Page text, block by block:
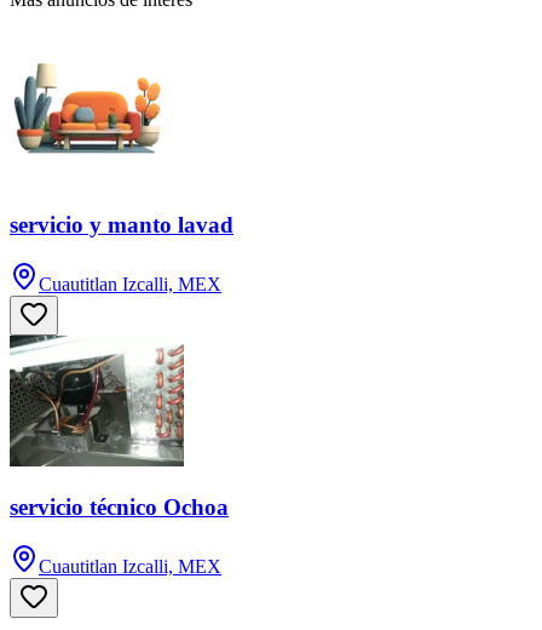
servicio y manto lavad
Cuautitlan Izcalli, MEX
servicio técnico Ochoa
Cuautitlan Izcalli, MEX